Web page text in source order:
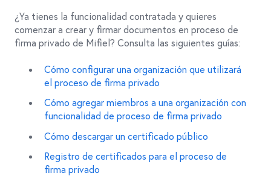
¿Ya tienes la funcionalidad contratada y quieres
comenzar a crear y firmar documentos en proceso de
firma privado de Mifiel? Consulta las siguientes guías:
Cómo configurar una organización que utilizará
el proceso de firma privado
Cómo agregar miembros a una organización con
funcionalidad de proceso de firma privado
Cómo descargar un certificado público
Registro de certificados para el proceso de
firma privado